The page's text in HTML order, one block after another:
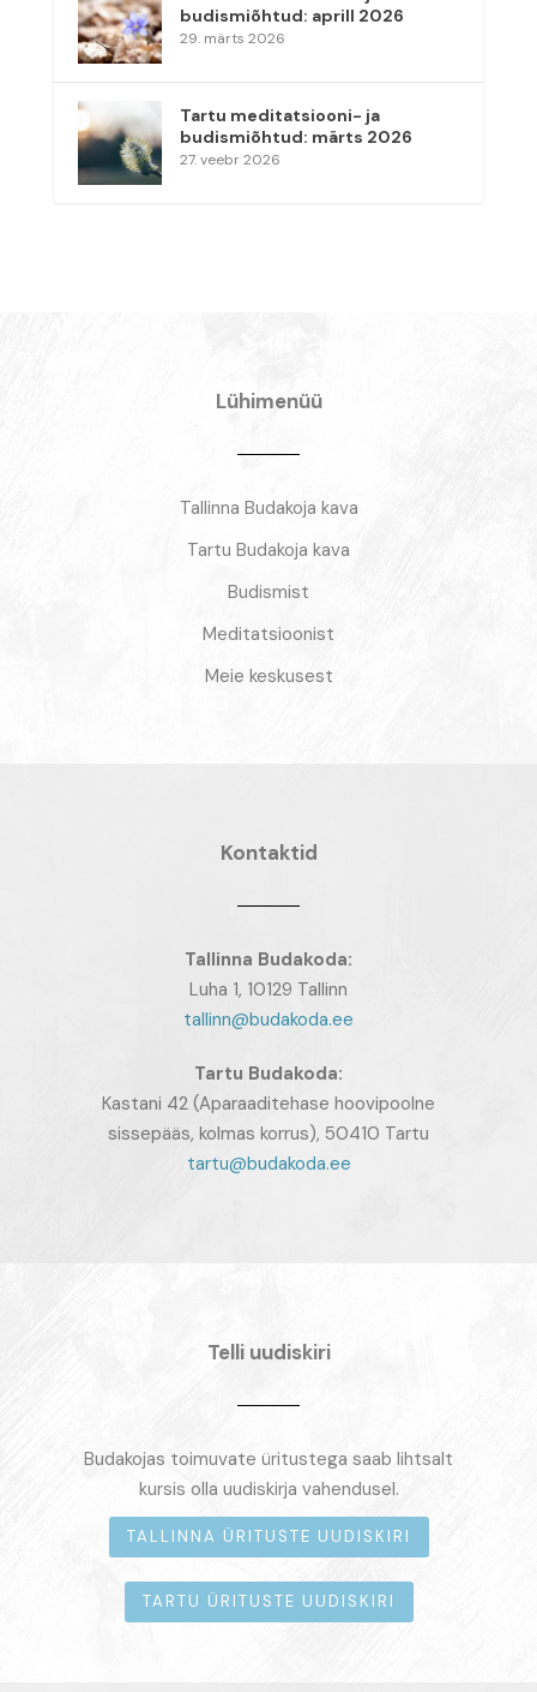
budismiõhtud: aprill 2026
29. märts 2026
Tartu meditatsiooni- ja
budismiõhtud: märts 2026
27. veebr 2026
Lühimenüü
Tallinna Budakoja kava
Tartu Budakoja kava
Budismist
Meditatsioonist
Meie keskusest
Kontaktid
Tallinna Budakoda:
Luha 1, 10129 Tallinn
tallinn@budakoda.ee
Tartu Budakoda:
Kastani 42 (Aparaaditehase hoovipoolne
sissepääs, kolmas korrus), 50410 Tartu
tartu@budakoda.ee
Telli uudiskiri
Budakojas toimuvate üritustega saab lihtsalt
kursis olla uudiskirja vahendusel.
TALLINNA ÜRITUSTE UUDISKIRI
TARTU ÜRITUSTE UUDISKIRI